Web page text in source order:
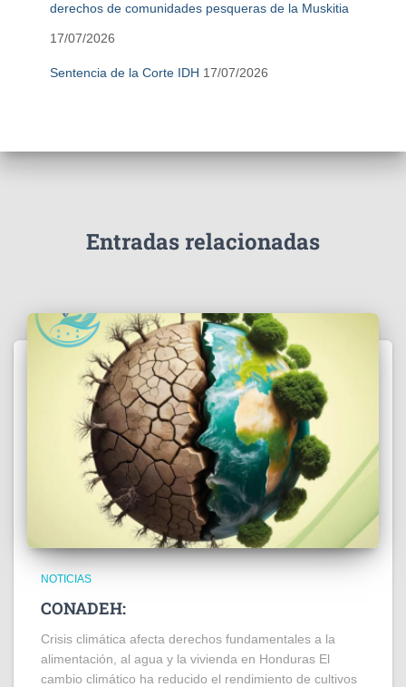
derechos de comunidades pesqueras de la Muskitia
17/07/2026
Sentencia de la Corte IDH 17/07/2026
Entradas relacionadas
NOTICIAS
CONADEH:
Crisis climática afecta derechos fundamentales a la
alimentación, al agua y la vivienda en Honduras El
cambio climático ha reducido el rendimiento de cultivos